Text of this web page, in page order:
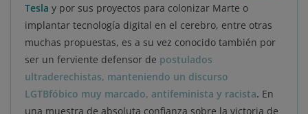
Tesla y por sus proyectos para colonizar Marte o
implantar tecnología digital en el cerebro, entre otras
muchas propuestas, es a su vez conocido también por
ser un ferviente defensor de postulados
ultraderechistas, manteniendo un discurso
LGTBfóbico muy marcado, antifeminista y racista. En
una muestra de absoluta confianza sobre la victoria de